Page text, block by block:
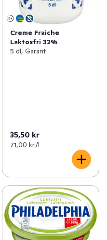
Creme Fraiche
Laktosfri 32%
5 dl, Garant
35,50 kr
71,00 kr /l